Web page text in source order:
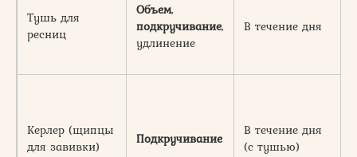
Тушь для
ресниц
Объем,
подкручивание,
удлинение
В течение дня
Керлер (щипцы
для завивки)
Подкручивание
В течение дня
(с тушью)